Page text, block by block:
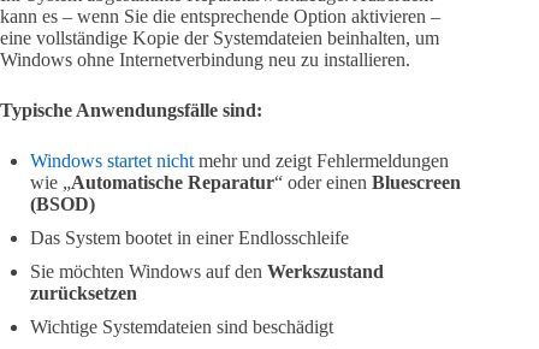
kann es – wenn Sie die entsprechende Option aktivieren –
eine vollständige Kopie der Systemdateien beinhalten, um
Windows ohne Internetverbindung neu zu installieren.
Typische Anwendungsfälle sind:
Windows startet nicht mehr und zeigt Fehlermeldungen
wie „Automatische Reparatur“ oder einen Bluescreen
(BSOD)
Das System bootet in einer Endlosschleife
Sie möchten Windows auf den Werkszustand
zurücksetzen
Wichtige Systemdateien sind beschädigt